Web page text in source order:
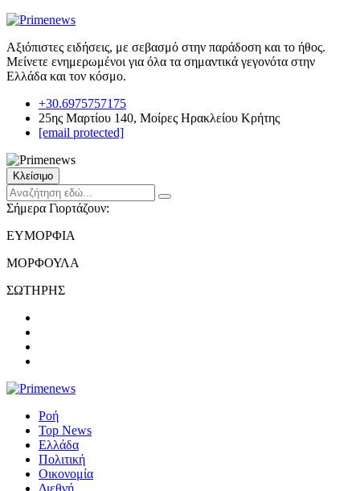
Αξιόπιστες ειδήσεις, με σεβασμό στην παράδοση και το ήθος.
Μείνετε ενημερωμένοι για όλα τα σημαντικά γεγονότα στην
Ελλάδα και τον κόσμο.
+30.6975757175
25ης Μαρτίου 140, Μοίρες Ηρακλείου Κρήτης
[email protected]
Κλείσιμο
Σήμερα Γιορτάζουν:
ΕΥΜΟΡΦΙΑ
ΜΟΡΦΟΥΛΑ
ΣΩΤΗΡΗΣ
Ροή
Top News
Ελλάδα
Πολιτική
Οικονομία
Διεθνή